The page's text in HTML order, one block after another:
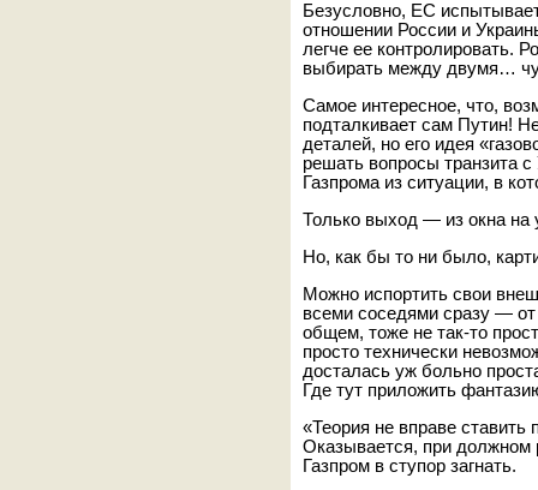
Безусловно, ЕС
отношении России и
легче ее контролировать.
выбирать между двумя…
Самое интересное, что,
подталкивает сам Путин!
деталей, но его идея
решать вопросы транзита
Газпрома из ситуации, в
Только выход — из окна на
Но, как бы то ни было,
Можно испортить свои
всеми соседями сразу —
общем, тоже не так-то
просто технически
досталась уж больно
Где тут приложить
«Теория не вправе
Оказывается, при должном
Газпром в ступор загнать.